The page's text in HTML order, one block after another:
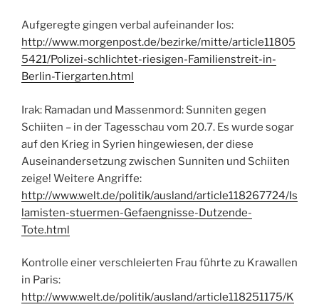
Aufgeregte gingen verbal aufeinander los:
http://www.morgenpost.de/bezirke/mitte/article11805
5421/Polizei-schlichtet-riesigen-Familienstreit-in-
Berlin-Tiergarten.html
Irak: Ramadan und Massenmord: Sunniten gegen
Schiiten – in der Tagesschau vom 20.7. Es wurde sogar
auf den Krieg in Syrien hingewiesen, der diese
Auseinandersetzung zwischen Sunniten und Schiiten
zeige! Weitere Angriffe:
http://www.welt.de/politik/ausland/article118267724/Is
lamisten-stuermen-Gefaengnisse-Dutzende-
Tote.html
Kontrolle einer verschleierten Frau führte zu Krawallen
in Paris:
http://www.welt.de/politik/ausland/article118251175/K